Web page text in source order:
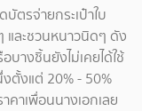
ตรจ่ายกระเป๋าใบ
และชวนหนาวนิดๆ ดัง
างชิ้นยังไม่เคยได้ใช้
ตั้งแต่ 20% - 50%
คาเพื่อนนางเอกเลย